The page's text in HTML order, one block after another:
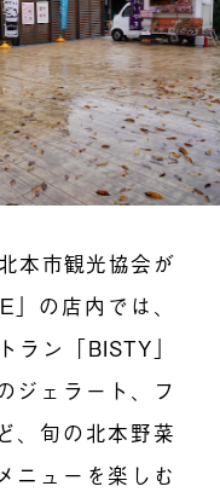
本市観光協会が
の店内では、
ラン「BISTY」
ジェラート、フ
、旬の北本野菜
ニューを楽しむ